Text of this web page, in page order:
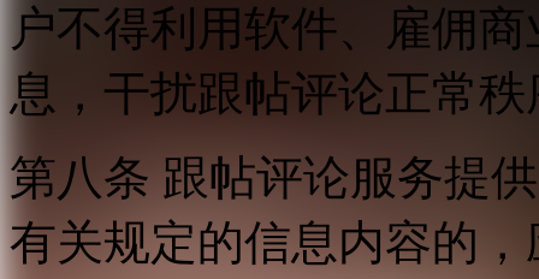
户不得利用软件、雇佣
息，干扰跟帖评论正常
第八条 跟帖评论服务提
有关规定的信息内容的